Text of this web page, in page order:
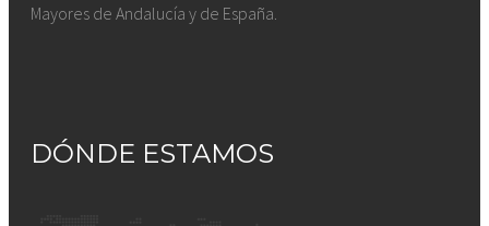
Mayores de Andalucía y de España.
DÓNDE ESTAMOS